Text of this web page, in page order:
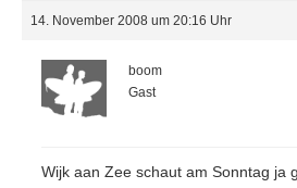
14. November 2008 um 20:16 Uhr
boom
Gast
Wijk aan Zee schaut am Sonntag ja